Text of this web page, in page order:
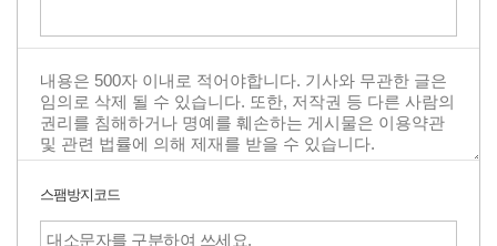
스팸방지코드